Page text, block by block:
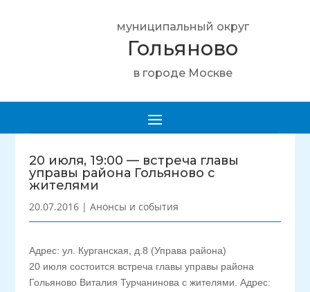
муниципальный округ
Гольяново
в городе Москве
20 июля, 19:00 — встреча главы
управы района Гольяново с
жителями
20.07.2016 |Анонсы и события
Адрес: ул. Курганская, д.8 (Управа района)
20 июля состоится встреча главы управы района
Гольяново Виталия Турчанинова с жителями. Адрес: